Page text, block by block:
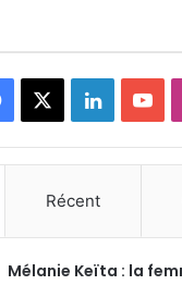
Facebook Linkedin
Récent
Mélanie Keïta : la